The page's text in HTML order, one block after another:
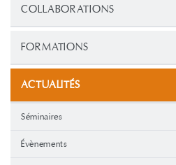
COLLABORATIONS
FORMATIONS
ACTUALITÉS
Séminaires
Évènements